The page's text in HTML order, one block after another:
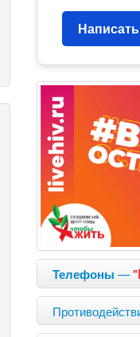
Написать
Телефоны —